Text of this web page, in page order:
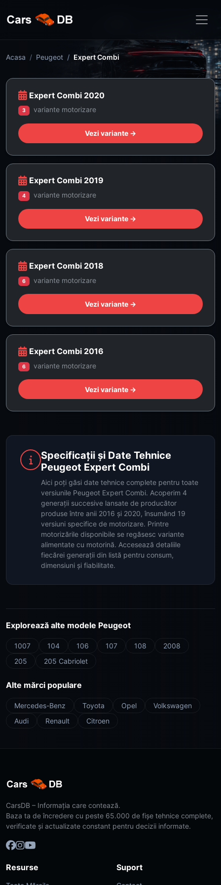
Acasa Peugeot Expert Combi
Expert Combi 2020
3 variante motorizare
Vezi variante →
Expert Combi 2019
4 variante motorizare
Vezi variante →
Expert Combi 2018
6 variante motorizare
Vezi variante →
Expert Combi 2016
6 variante motorizare
Vezi variante →
Specificații și Date Tehnice
Peugeot Expert Combi
Aici poți găsi date tehnice complete pentru toate
versiunile Peugeot Expert Combi. Acoperim 4
generații succesive lansate de producător
produse între anii 2016 și 2020, însumând 19
versiuni specifice de motorizare. Printre
motorizările disponibile se regăsesc variante
alimentate cu motorină. Accesează detaliile
fiecărei generații din listă pentru consum,
dimensiuni și fiabilitate.
Explorează alte modele Peugeot
1007 104 106 107 108
2008
205
205 Cabriolet
Alte mărci populare
Mercedes-Benz Toyota Opel
Volkswagen
Audi
Renault Citroen
CarsDB – Informația care contează.
Baza ta de încredere cu peste 65.000 de fișe tehnice complete,
verificate și actualizate constant pentru decizii informate.
Resurse Suport